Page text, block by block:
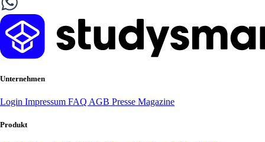
Unternehmen
Login Impressum FAQ AGB Presse Magazine
Produkt